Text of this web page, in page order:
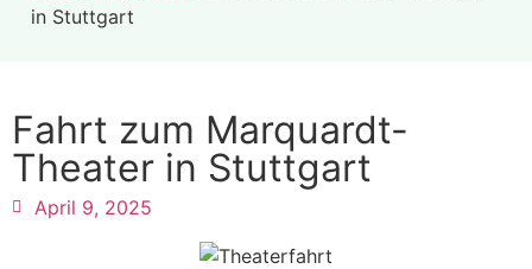
in Stuttgart
Fahrt zum Marquardt-
Theater in Stuttgart
April 9, 2025